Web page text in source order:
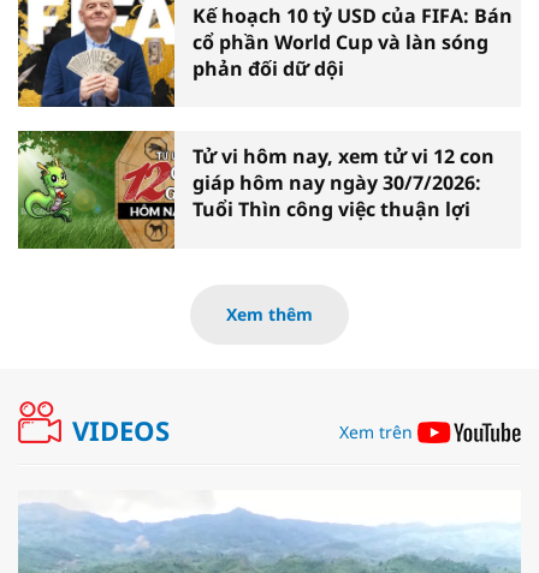
Kế hoạch 10 tỷ USD của FIFA: Bán
cổ phần World Cup và làn sóng
phản đối dữ dội
Tử vi hôm nay, xem tử vi 12 con
giáp hôm nay ngày 30/7/2026:
Tuổi Thìn công việc thuận lợi
Xem thêm
VIDEOS Xem trên